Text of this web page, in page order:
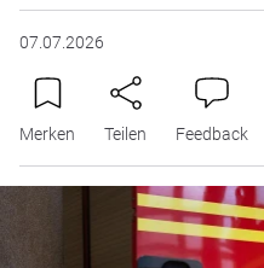
07.07.2026
Merken Teilen Feedback